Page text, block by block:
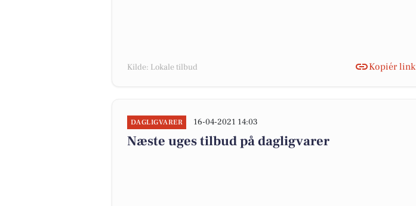
Kilde: Lokale tilbud Kopiér link
DAGLIGVARER 16-04-2021 14:03
Næste uges tilbud på dagligvarer